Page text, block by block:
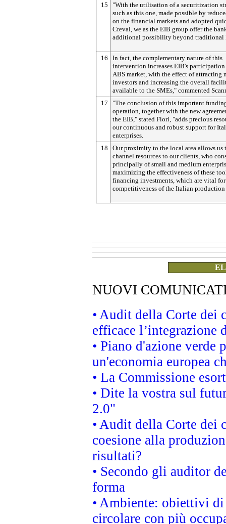
15
"With the utilisation of a securitization
such as this one, made possible by
on the financial markets and adopted
Creval, we as the EIB group offer the
additional possibility beyond traditional
16
In fact, the complementary nature of this
intervention increases EIB's
ABS market, with the effect of attracting
investors and increasing the overall
available to the SMEs," commented
17
"The conclusion of this important
operation, together with the new
the EIB," stated Fiori, "adds precious
our continuous and robust support for
enterprises.
18
Our proximity to the local area allows us
channel resources to our clients, who
principally of small and medium
maximizing the effectiveness of these
financing investments, which are vital
competitiveness of the Italian production
NUOVI
• Audit della Corte dei
efficace l’integrazione
• Piano d'azione verde
un'economia europea
• La Commissione
• Dite la vostra sul
2.0"
• Audit della Corte dei
coesione alla
risultati?
• Secondo gli auditor
forma
• Ambiente: obiettivi
circolare con più